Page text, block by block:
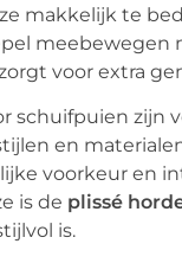
makkelijk te
meebewegen
voor extra
schuifpuien zijn
en
voorkeur en
is de plissé
is.